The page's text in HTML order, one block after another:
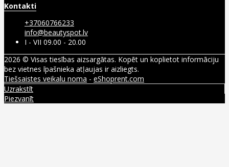
Kontakti
+37060766233
info@beautyspot.lv
I - VII 09.00 - 20.00
2026 © Visas tiesības aizsargātas. Kopēt un koplietot informāciju
bez vietnes īpašnieka atļaujas ir aizliegts.
Tiešsaistes veikalu noma - eShoprent.com
Uzrakstīt
Piezvanīt